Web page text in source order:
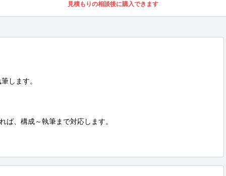
見積もりの相談後に購入できます
します。
ば、構成～執筆まで対応します。